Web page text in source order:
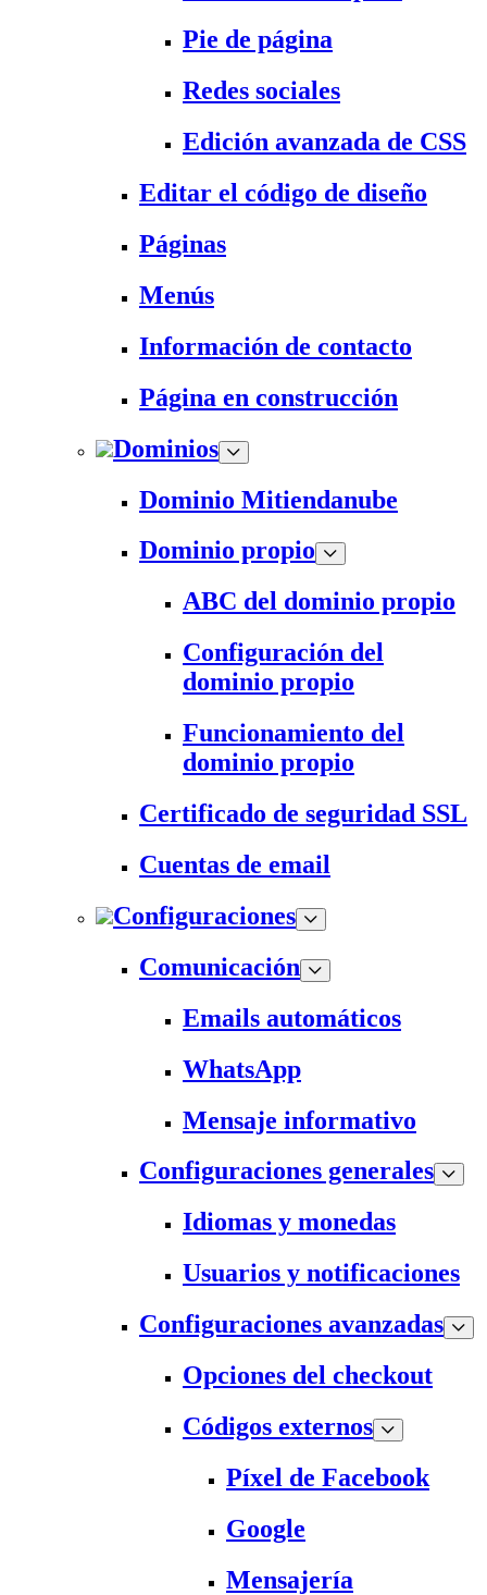
Pie de página
Redes sociales
Edición avanzada de CSS
Editar el código de diseño
Páginas
Menús
Información de contacto
Página en construcción
Dominios
Dominio Mitiendanube
Dominio propio
ABC del dominio propio
Configuración del
dominio propio
Funcionamiento del
dominio propio
Certificado de seguridad SSL
Cuentas de email
Configuraciones
Comunicación
Emails automáticos
WhatsApp
Mensaje informativo
Configuraciones generales
Idiomas y monedas
Usuarios y notificaciones
Configuraciones avanzadas
Opciones del checkout
Códigos externos
Píxel de Facebook
Google
Mensajería